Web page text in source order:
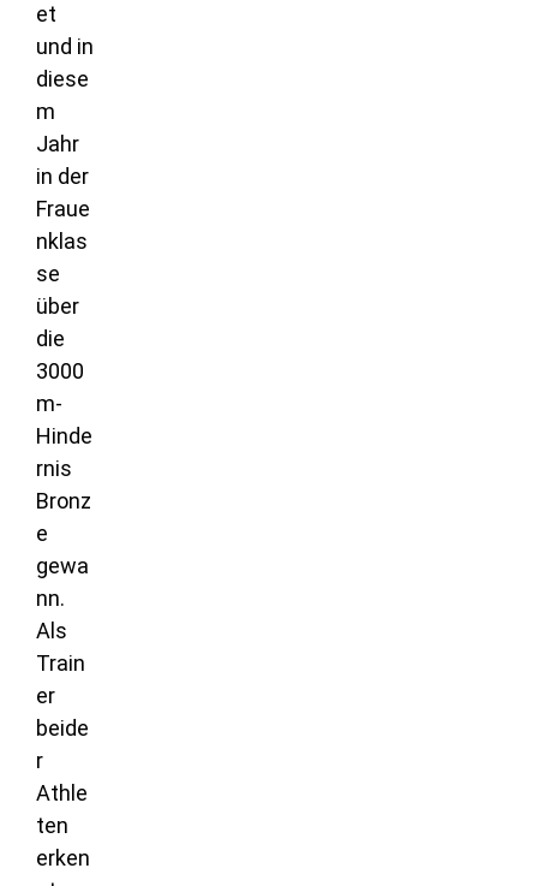
et
und in
diese
m
Jahr
in der
Fraue
nklas
se
über
die
3000
m-
Hinde
rnis
Bronz
e
gewa
nn.
Als
Train
er
beide
r
Athle
ten
erken